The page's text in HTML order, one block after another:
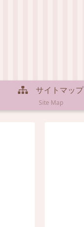
サイトマップ
Site Map